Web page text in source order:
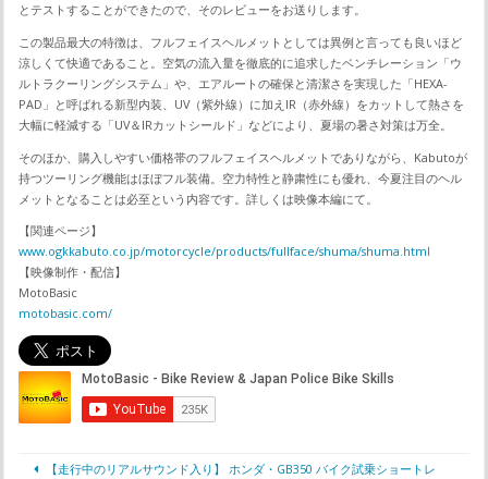
とテストすることができたので、そのレビューをお送りします。
この製品最大の特徴は、フルフェイスヘルメットとしては異例と言っても良いほど
涼しくて快適であること。空気の流入量を徹底的に追求したベンチレーション「ウ
ルトラクーリングシステム」や、エアルートの確保と清潔さを実現した「HEXA-
PAD」と呼ばれる新型内装、UV（紫外線）に加えIR（赤外線）をカットして熱さを
大幅に軽減する「UV＆IRカットシールド」などにより、夏場の暑さ対策は万全。
そのほか、購入しやすい価格帯のフルフェイスヘルメットでありながら、Kabutoが
持つツーリング機能はほぼフル装備。空力特性と静粛性にも優れ、今夏注目のヘル
メットとなることは必至という内容です。詳しくは映像本編にて。
【関連ページ】
www.ogkkabuto.co.jp/motorcycle/products/fullface/shuma/shuma.html
【映像制作・配信】
MotoBasic
motobasic.com/
【走行中のリアルサウンド入り】 ホンダ・GB350 バイク試乗ショートレ